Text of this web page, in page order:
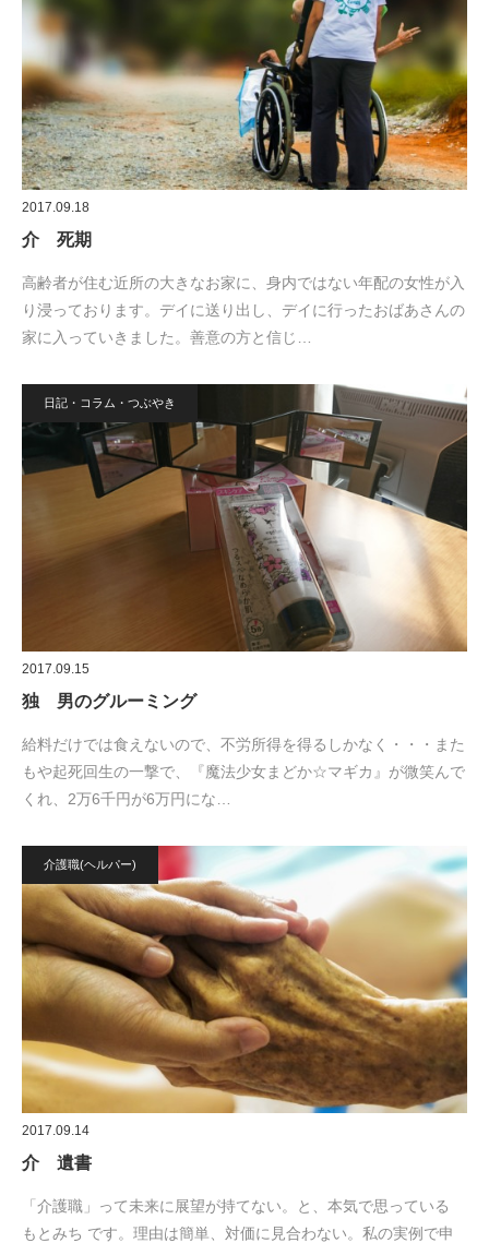
2017.09.18
介 死期
高齢者が住む近所の大きなお家に、身内ではない年配の女性が入
り浸っております。デイに送り出し、デイに行ったおばあさんの
家に入っていきました。善意の方と信じ…
日記・コラム・つぶやき
2017.09.15
独 男のグルーミング
給料だけでは食えないので、不労所得を得るしかなく・・・また
もや起死回生の一撃で、『魔法少女まどか☆マギカ』が微笑んで
くれ、2万6千円が6万円にな…
介護職(ヘルパー)
2017.09.14
介 遺書
「介護職」って未来に展望が持てない。と、本気で思っている
もとみち です。理由は簡単、対価に見合わない。私の実例で申